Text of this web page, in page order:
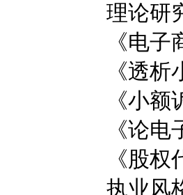
理论研
《电
《透
《小
《论
《股
执业风